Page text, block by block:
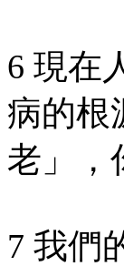
6 現在
病的根
老」，
7 我們